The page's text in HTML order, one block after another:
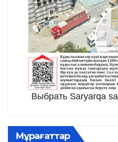
Выбрать Saryarqa
Мұрағаттар